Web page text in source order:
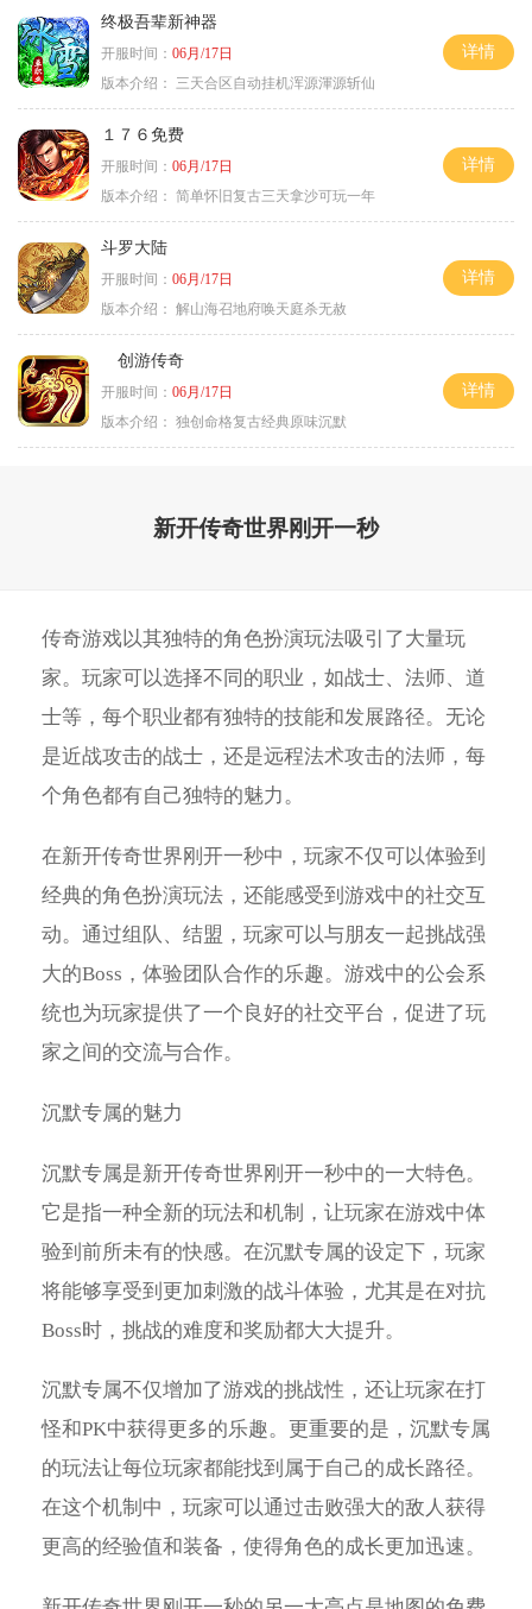
终极吾辈新神器
开服时间： 06月/17日
版本介绍：
三天合区自动挂机浑源渾源斩仙
详情
１７６免费
开服时间： 06月/17日
版本介绍： 简单怀旧复古三天拿沙可玩一年
详情
斗罗大陆
开服时间： 06月/17日
版本介绍： 解山海召地府唤天庭杀无赦
详情
创游传奇
开服时间： 06月/17日
版本介绍： 独创命格复古经典原味沉默
详情
新开传奇世界刚开一秒
传奇游戏以其独特的角色扮演玩法吸引了大量玩
家。玩家可以选择不同的职业，如战士、法师、道
士等，每个职业都有独特的技能和发展路径。无论
是近战攻击的战士，还是远程法术攻击的法师，每
个角色都有自己独特的魅力。
在新开传奇世界刚开一秒中，玩家不仅可以体验到
经典的角色扮演玩法，还能感受到游戏中的社交互
动。通过组队、结盟，玩家可以与朋友一起挑战强
大的Boss，体验团队合作的乐趣。游戏中的公会系
统也为玩家提供了一个良好的社交平台，促进了玩
家之间的交流与合作。
沉默专属的魅力
沉默专属是新开传奇世界刚开一秒中的一大特色。
它是指一种全新的玩法和机制，让玩家在游戏中体
验到前所未有的快感。在沉默专属的设定下，玩家
将能够享受到更加刺激的战斗体验，尤其是在对抗
Boss时，挑战的难度和奖励都大大提升。
沉默专属不仅增加了游戏的挑战性，还让玩家在打
怪和PK中获得更多的乐趣。更重要的是，沉默专属
的玩法让每位玩家都能找到属于自己的成长路径。
在这个机制中，玩家可以通过击败强大的敌人获得
更高的经验值和装备，使得角色的成长更加迅速。